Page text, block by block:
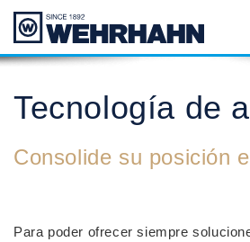
Tecnología de
Consolide su posición
Para poder ofrecer siempre